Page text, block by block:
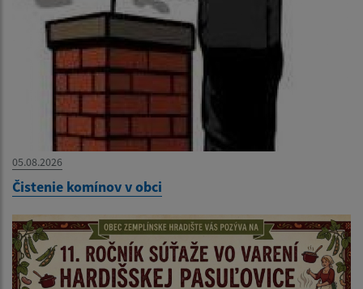
05.08.2026
Čistenie komínov v obci